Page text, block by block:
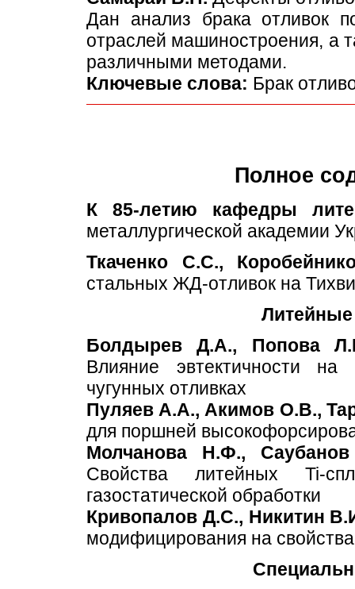
Дан анализ брака отливок
отраслей машиностроения, а
различными методами.
Ключевые слова: Брак
Полное
К 85-летию кафедры
металлургической академии
Ткаченко С.С.,
стальных ЖД-отливок на
Болдырев Д.А., Попова
Влияние эвтектичности на
чугунных отливках
Пуляев А.А., Акимов О.В.,
для поршней
Молчанова Н.Ф.,
Свойства литейных Ti-
газостатической обработки
Кривопалов Д.С., Никитин
модифицирования на